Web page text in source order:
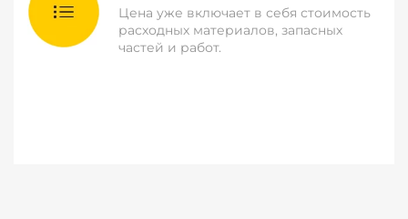
Цена уже включает в себя стоимость
расходных материалов, запасных
частей и работ.